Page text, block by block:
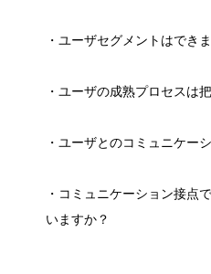
・ユーザセグメントはでき
・ユーザの成熟プロセスは
・ユーザとのコミュニケー
・コミュニケーション接点
いますか？